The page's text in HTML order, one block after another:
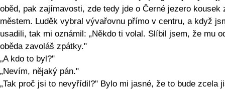
oběd, pak zajímavosti, zde tedy jde o Černé jezero kousek
městem. Luděk vybral vývařovnu přímo v centru, a když
usadili, tak mi oznámil: „Někdo ti volal. Slíbil jsem, že mu
oběda zavoláš zpátky."
„A kdo to byl?"
„Nevím, nějaký pán."
„Tak proč jsi to nevyřídil?" Bylo mi jasné, že to bude zcela